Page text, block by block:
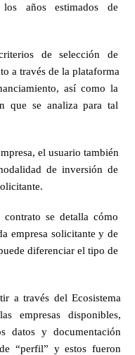
años estimados de
de selección de
a través de la plataforma
así como la
que se analiza para tal
el usuario también
de inversión de
se detalla cómo
empresa solicitante y de
diferenciar el tipo de
a través del Ecosistema
empresas disponibles,
datos y documentación
“perfil” y estos fueron